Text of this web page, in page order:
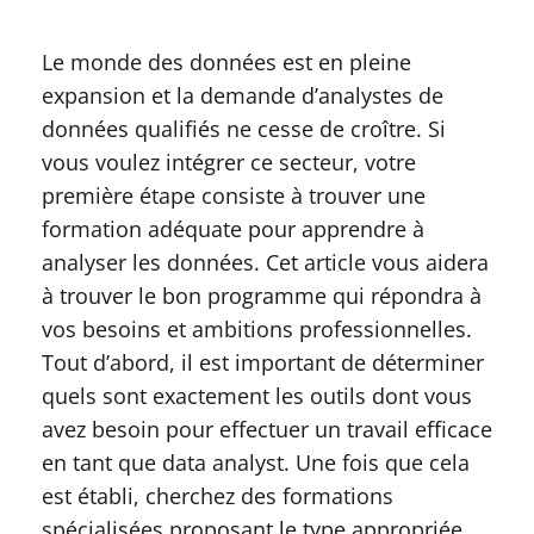
Le monde des données est en pleine
expansion et la demande d’analystes de
données qualifiés ne cesse de croître. Si
vous voulez intégrer ce secteur, votre
première étape consiste à trouver une
formation adéquate pour apprendre à
analyser les données. Cet article vous aidera
à trouver le bon programme qui répondra à
vos besoins et ambitions professionnelles.
Tout d’abord, il est important de déterminer
quels sont exactement les outils dont vous
avez besoin pour effectuer un travail efficace
en tant que data analyst. Une fois que cela
est établi, cherchez des formations